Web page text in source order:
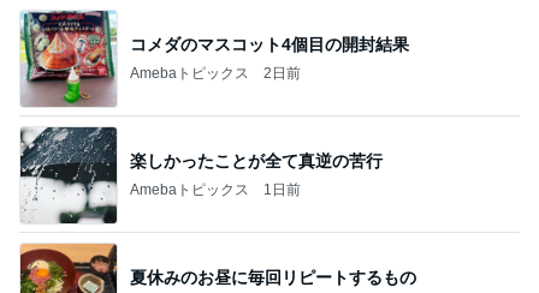
コメダのマスコット4個目の開封結果
Amebaトピックス 2日前
楽しかったことが全て真逆の苦行
Amebaトピックス 1日前
夏休みのお昼に毎回リピートするもの